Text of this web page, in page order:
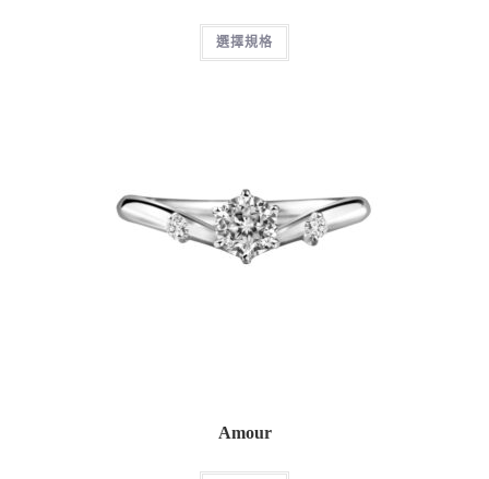
選擇規格
Amour